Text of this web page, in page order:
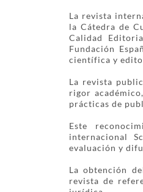
La revista
la Cátedra de
Calidad
Fundación
científica y
La revista
rigor
prácticas de
Este
internacional
evaluación y
La obtención
revista de